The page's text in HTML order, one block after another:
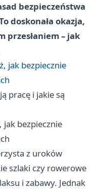
bezpieczeństwa
doskonała okazja,
przesłaniem – jak
jak bezpiecznie
pracę i jakie są
jak bezpiecznie
z uroków
szlaki czy rowerowe
i zabawy. Jednak